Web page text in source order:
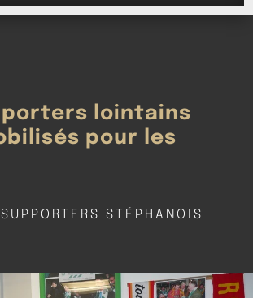
lointains
pour les
STÉPHANOIS